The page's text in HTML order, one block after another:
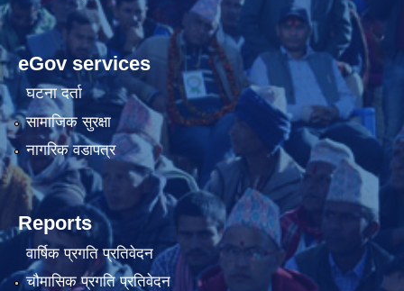
eGov services
घटना दर्ता
सामाजिक सुरक्षा
नागरिक वडापत्र
Reports
वार्षिक प्रगति प्रतिवेदन
चौमासिक प्रगति प्रतिवेदन